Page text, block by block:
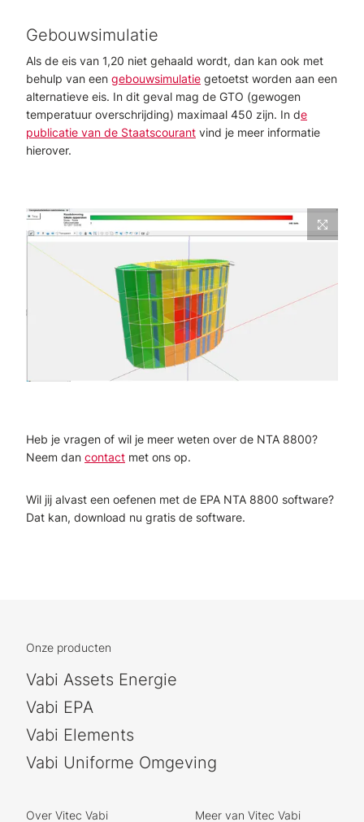
Gebouwsimulatie
Als de eis van 1,20 niet gehaald wordt, dan kan ook met
behulp van een gebouwsimulatie getoetst worden aan een
alternatieve eis. In dit geval mag de GTO (gewogen
temperatuur overschrijding) maximaal 450 zijn. In de
publicatie van de Staatscourant vind je meer informatie
hierover.
Heb je vragen of wil je meer weten over de NTA 8800?
Neem dan contact met ons op.
Wil jij alvast een oefenen met de EPA NTA 8800 software?
Dat kan, download nu gratis de software.
Onze producten
Vabi Assets Energie
Vabi EPA
Vabi Elements
Vabi Uniforme Omgeving
Over Vitec Vabi Meer van Vitec Vabi